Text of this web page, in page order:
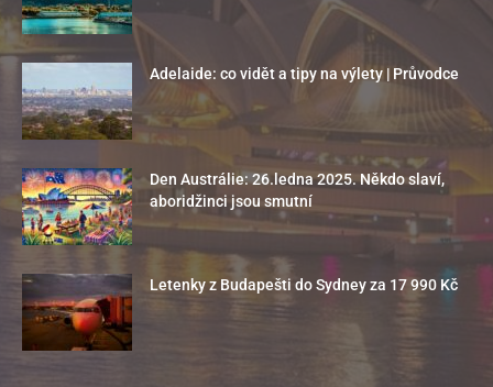
Adelaide: co vidět a tipy na výlety | Průvodce
Den Austrálie: 26.ledna 2025. Někdo slaví,
aboridžinci jsou smutní
Letenky z Budapešti do Sydney za 17 990 Kč